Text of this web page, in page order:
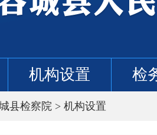
机构设置 检
县检察院 > 机构设置